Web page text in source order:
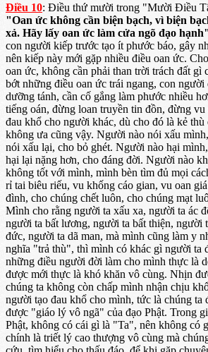
Điều 10: Điều thứ mười trong "Mười Điều
"Oan ức không cần biện bạch, vì biện
xả. Hãy lấy oan ức làm cửa ngõ đạo hạnh"
con người kiếp trước tạo ít phước báo, gây
nên kiếp này mới gặp nhiều điều oan ức.
oan ức, không cần phải than trời trách đất gì
bớt những điều oan ức trái ngang, con người
dưỡng tánh, cần cố gắng làm phước nhiều
tiếng oán, đừng loan truyền tin đồn, đừng
đau khổ cho người khác, dù cho đó là kẻ thù
không ưa cũng vậy. Người nào nói xấu
nói xấu lại, cho bỏ ghét. Người nào hại
hại lại nặng hơn, cho đáng đời. Người nào
không tốt với mình, mình bèn tìm đủ mọi
rỉ tai biêu riếu, vu khống cáo gian, vu oan
đình, cho chúng chết luôn, cho chúng mạt
Mình cho rằng người ta xấu xa, người ta ác
người ta bất lương, người ta bất thiện, người
đức, người ta dã man, mà mình cũng làm y
nghĩa "trả thù", thì mình có khác gì người ta
những điều người đời làm cho mình thực là
được mới thực là khó khăn vô cùng. Nhịn
chúng ta không còn chấp mình nhận chịu
người tạo đau khổ cho mình, tức là chúng ta
được "giáo lý vô ngã" của đạo Phật. Trong
Phật, không có cái gì là "Ta", nên không có
chính là triết lý cao thượng vô cùng mà